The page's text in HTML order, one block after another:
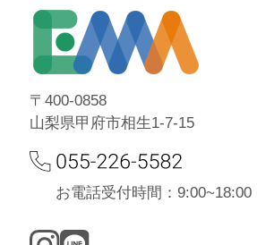
〒400-0858
山梨県甲府市相生1-7-15
お電話受付時間：9:00~18:00